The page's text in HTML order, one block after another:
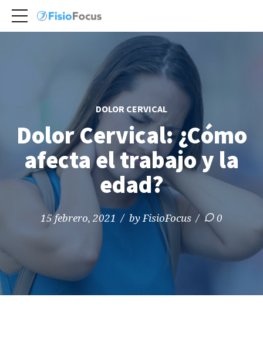
DOLOR CERVICAL
Dolor Cervical: ¿Cómo
afecta el trabajo y la
edad?
15 febrero, 2021 by FisioFocus 0